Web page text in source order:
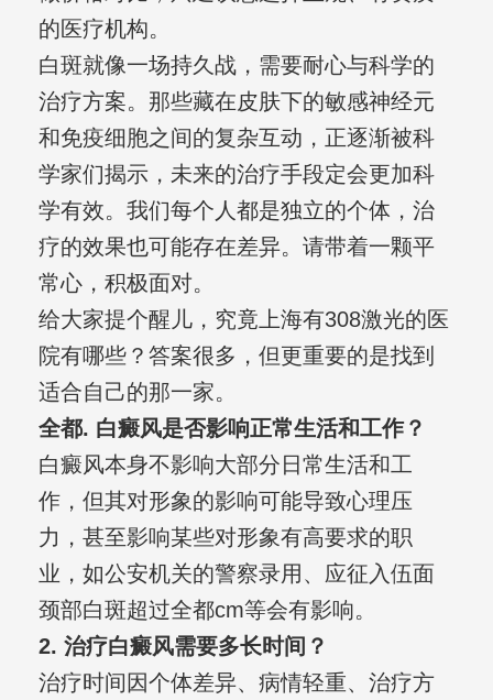
的医疗机构。
白斑就像一场持久战，需要耐心与科学的
治疗方案。那些藏在皮肤下的敏感神经元
和免疫细胞之间的复杂互动，正逐渐被科
学家们揭示，未来的治疗手段定会更加科
学有效。我们每个人都是独立的个体，治
疗的效果也可能存在差异。请带着一颗平
常心，积极面对。
给大家提个醒儿，究竟上海有308激光的医
院有哪些？答案很多，但更重要的是找到
适合自己的那一家。
全都. 白癜风是否影响正常生活和工作？
白癜风本身不影响大部分日常生活和工
作，但其对形象的影响可能导致心理压
力，甚至影响某些对形象有高要求的职
业，如公安机关的警察录用、应征入伍面
颈部白斑超过全都cm等会有影响。
2. 治疗白癜风需要多长时间？
治疗时间因个体差异、病情轻重、治疗方